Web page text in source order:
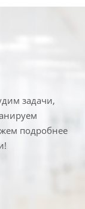
задачи,
подробнее